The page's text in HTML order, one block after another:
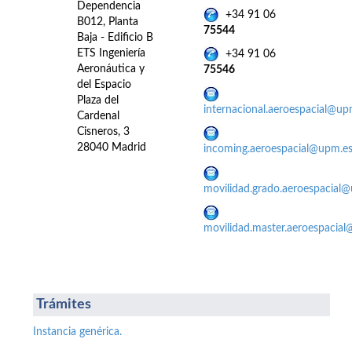
Dependencia
B012, Planta
Baja - Edificio B
ETS Ingeniería
Aeronáutica y
del Espacio
Plaza del
Cardenal
Cisneros, 3
28040 Madrid
+34 91 06
75544
+34 91 06
75546
incoming.aeroespacial@upm.es
Trámites
Instancia genérica.